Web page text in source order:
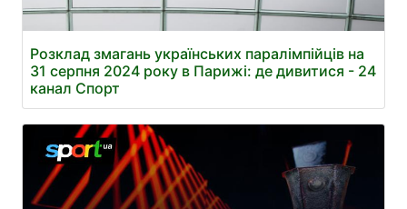
Розклад змагань українських паралімпійців на
31 серпня 2024 року в Парижі: де дивитися - 24
канал Спорт